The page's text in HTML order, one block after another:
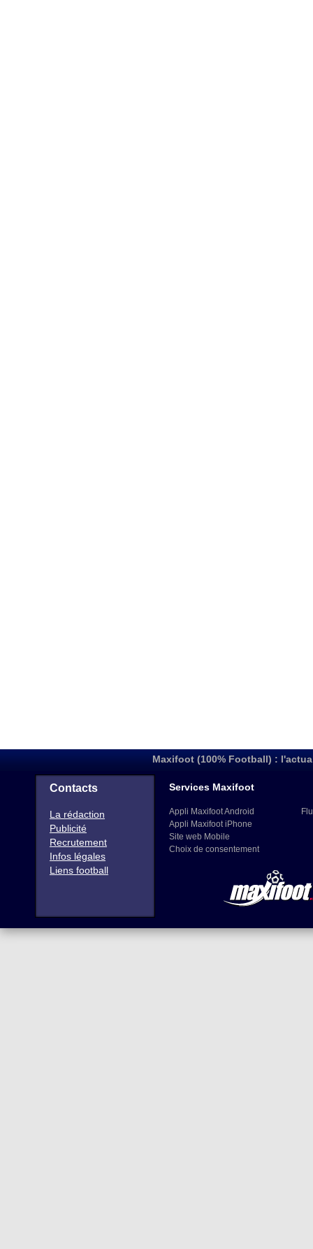
Maxifoot (100% Football) :
Contacts
La rédaction
Publicité
Recrutement
Infos légales
Liens football
Services Maxifoot
Appli Maxifoot Android
Appli Maxifoot iPhone
Site web Mobile
Choix de consentement